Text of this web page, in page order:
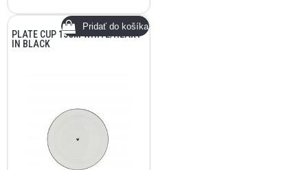
PLATE CUP 15CM WHITE/HEART
IN BLACK